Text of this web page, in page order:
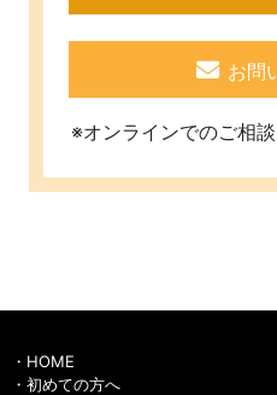
お問
※オンラインでのご相
HOME
初めての方へ